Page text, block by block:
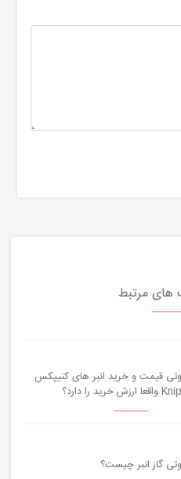
های مرتبط
قیمت و خرید انبر های کنیپکس
گاز انبر چیست؟